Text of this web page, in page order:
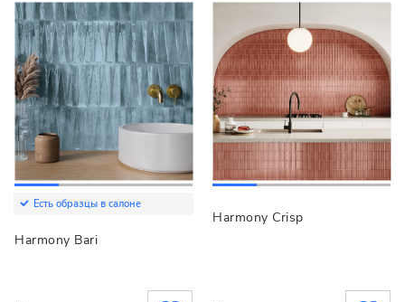
Есть образцы в салоне
Harmony Bari
Harmony Crisp